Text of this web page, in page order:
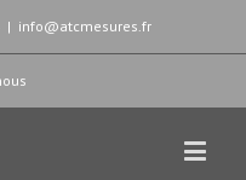
| info@atcmesures.fr